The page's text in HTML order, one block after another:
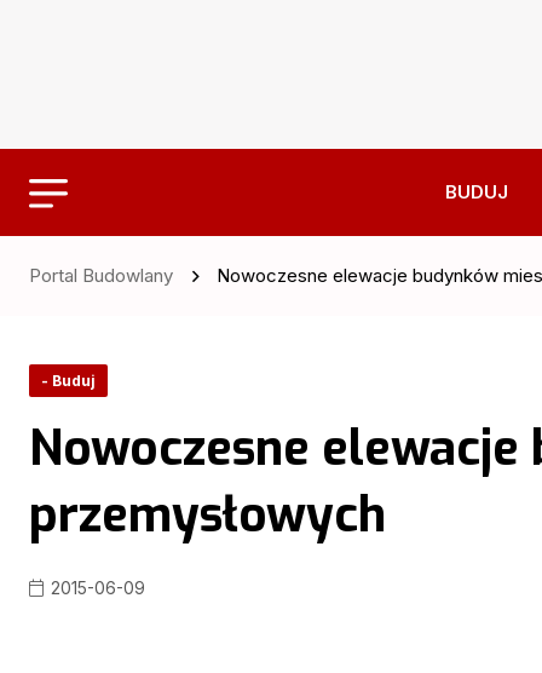
BUDUJ
Portal Budowlany Nowoczesne elewacje budynków
- Buduj
Nowoczesne
przemysłowych
2015-06-09